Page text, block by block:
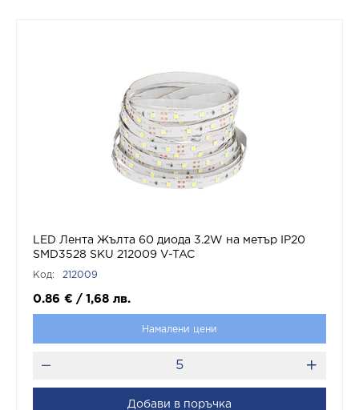
LED Лента Жълта 60 диода 3.2W на метър IP20
SMD3528 SKU 212009 V-TAC
Код: 212009
0.86 € / 1,68 лв.
Намалени цени
Добави в поръчка